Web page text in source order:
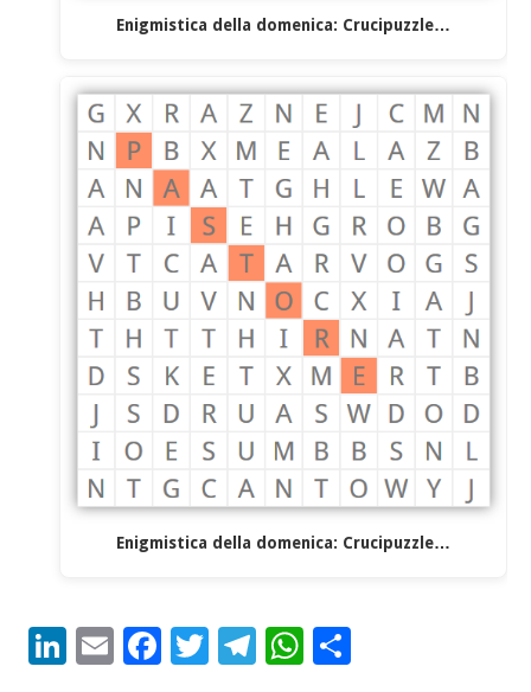
Enigmistica della domenica: Crucipuzzle…
Enigmistica della domenica: Crucipuzzle…
LinkedIn
EmailFacebook
Twitter
Telegram
WhatsApp